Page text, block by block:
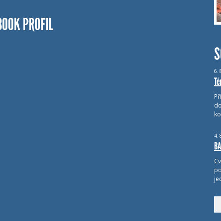
PROFIL
6.
4.